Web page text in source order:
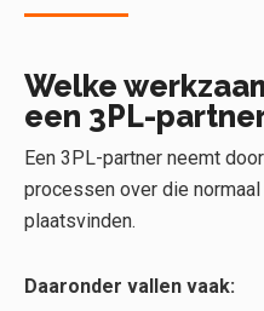
Welke
een 3PL-
Een 3PL-partner neemt
processen over die
plaatsvinden.
Daaronder vallen vaak: